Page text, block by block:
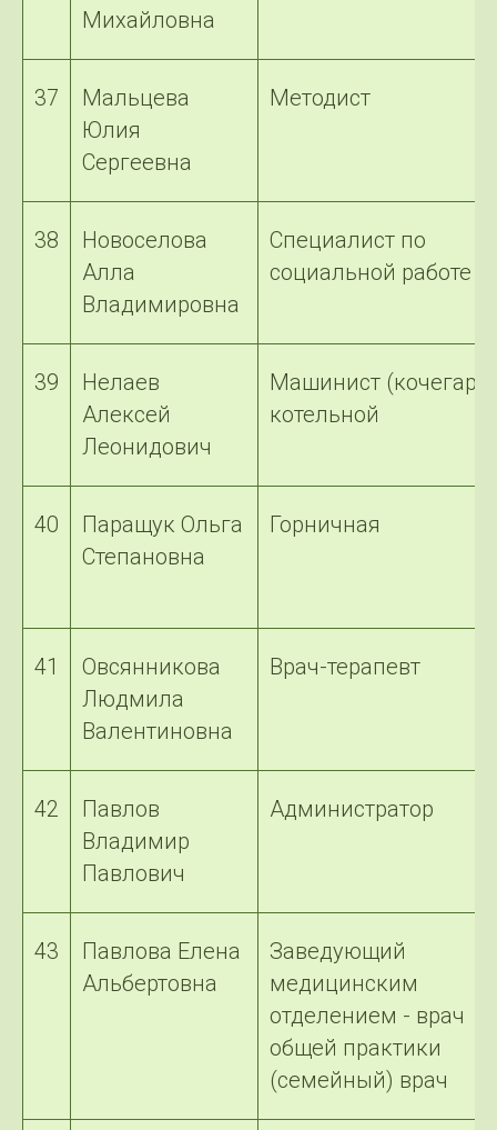
Михайловна
37
Мальцева
Юлия
Сергеевна
Методист
38
Новоселова
Алла
Владимировна
Специалист по
социальной работе
39
Нелаев
Алексей
Леонидович
Машинист (кочегар)
котельной
40
Паращук Ольга
Степановна
Горничная
41
Овсянникова
Людмила
Валентиновна
Врач-терапевт
42
Павлов
Владимир
Павлович
Администратор
43
Павлова Елена
Альбертовна
Заведующий
медицинским
отделением - врач
общей практики
(семейный) врач